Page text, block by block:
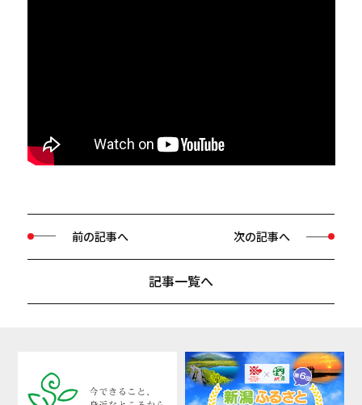
前の記事へ
記事一覧へ
次の記事へ